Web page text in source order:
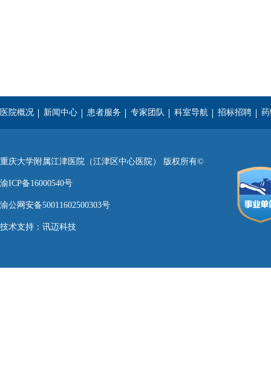
医院概况 新闻中心 患者服务 专家团队 科室导航 招标招聘
重庆大学附属江津医院（江津区中心医院） 版权所有©
渝ICP备16000540号
渝公网安备50011602500303号
技术支持： 讯迈科技